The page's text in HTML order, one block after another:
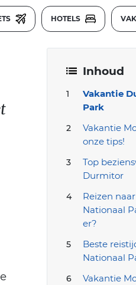
HOTELS
Inhoud
Vakantie
Park
Vakantie
onze tips!
Top
Durmitor
Reizen
Nationaal
er?
Beste
Nationaal
Vakantie